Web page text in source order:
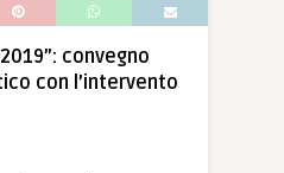
2019”: convegno
con l’intervento